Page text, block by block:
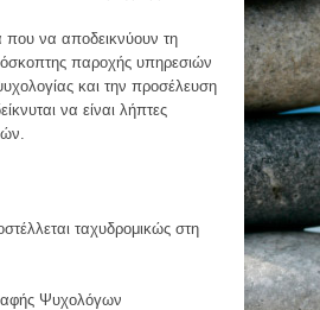
που να αποδεικνύουν τη
παροχής υπηρεσιών
και την προσέλευση
να είναι λήπτες
ταχυδρομικώς στη
Ψυχολόγων